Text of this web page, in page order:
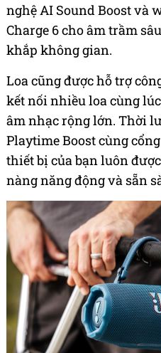
nghệ AI Sound Boost và
Charge 6 cho âm trầm
khắp không gian.
Loa cũng được hỗ trợ
kết nối nhiều loa cùng
âm nhạc rộng lớn. Thời
Playtime Boost cùng
thiết bị của bạn luôn
nàng năng động và sẵn